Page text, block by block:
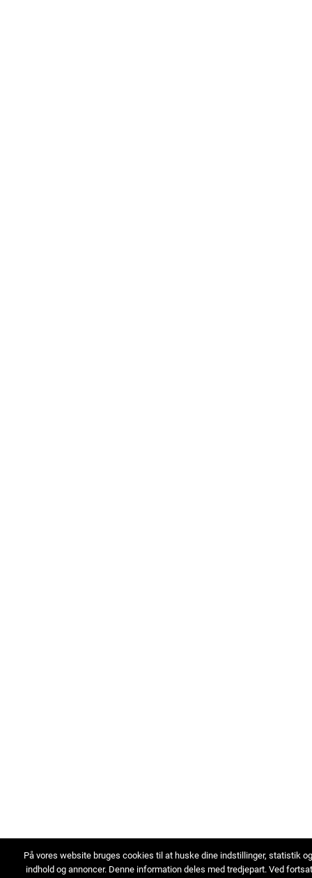
På vores website bruges cookies til at huske dine indstillinger, statistik
indhold og annoncer. Denne information deles med tredjepart. Ved